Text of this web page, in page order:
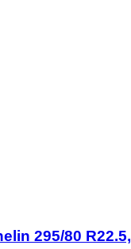
295/80 R22.5,